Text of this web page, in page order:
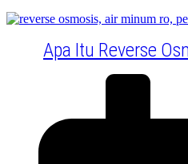
Apa Itu Reverse